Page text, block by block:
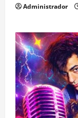
Administrador